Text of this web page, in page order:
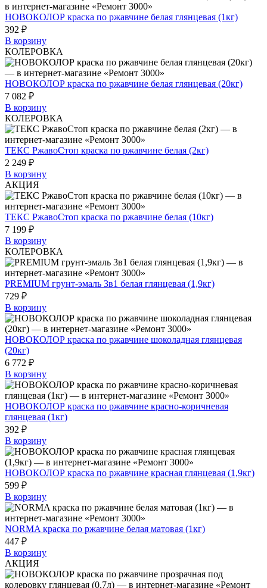
НОВОКОЛОР краска по ржавчине белая глянцевая (1кг)
392 ₽
В корзину
КОЛЕРОВКА
НОВОКОЛОР краска по ржавчине белая глянцевая (20кг)
7 082 ₽
В корзину
КОЛЕРОВКА
ТЕКС РжавоСтоп краска по ржавчине белая (2кг)
2 249 ₽
В корзину
АКЦИЯ
ТЕКС РжавоСтоп краска по ржавчине белая (10кг)
7 199 ₽
В корзину
КОЛЕРОВКА
PREMIUM грунт-эмаль 3в1 белая глянцевая (1,9кг)
729 ₽
В корзину
НОВОКОЛОР краска по ржавчине шоколадная глянцевая
(20кг)
6 772 ₽
В корзину
НОВОКОЛОР краска по ржавчине красно-коричневая
глянцевая (1кг)
392 ₽
В корзину
НОВОКОЛОР краска по ржавчине красная глянцевая (1,9кг)
599 ₽
В корзину
NORMA краска по ржавчине белая матовая (1кг)
447 ₽
В корзину
АКЦИЯ